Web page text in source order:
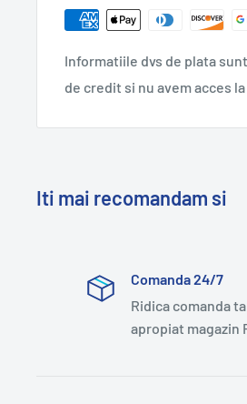
Informatiile dvs de plata
de credit si nu avem acces
Iti mai recomandam si
Comanda 24/7
Ridica comanda
apropiat magazin